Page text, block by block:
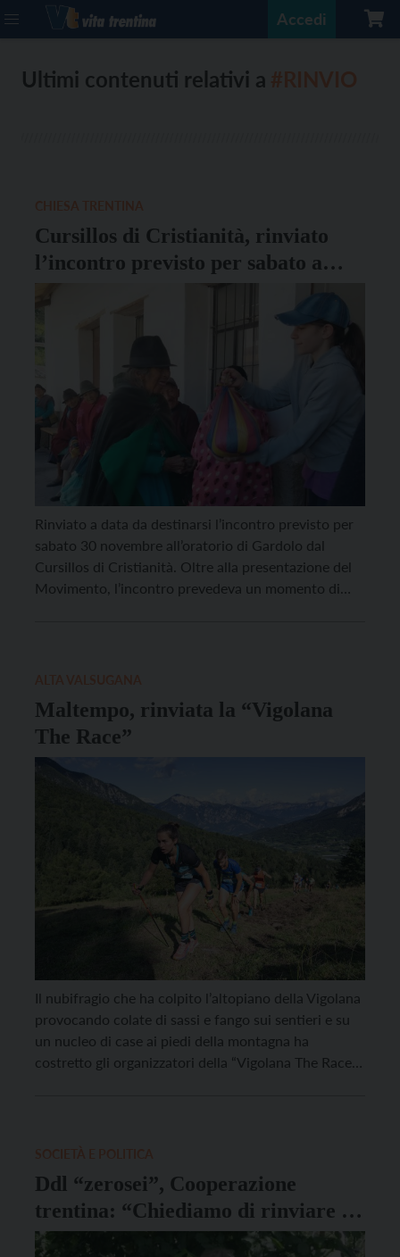
Accedi
Ultimi contenuti relativi a
Cursillos di Cristianità, rinviato
l’incontro previsto per sabato a
Gardolo
Rinviato a data da destinarsi l’incontro previsto per
sabato 30 novembre all’oratorio di Gardolo dal
Cursillos di Cristianità. Oltre alla presentazione del
Movimento, l’incontro prevedeva un momento di
Maltempo, rinviata la “Vigolana
The Race”
Il nubifragio che ha colpito l’altopiano della Vigolana
provocando colate di sassi e fango sui sentieri e su
un nucleo di case ai piedi della montagna ha
costretto gli organizzatori della “Vigolana The Race”,
Ddl “zerosei”, Cooperazione
trentina: “Chiediamo di rinviare la
discussione in aula”